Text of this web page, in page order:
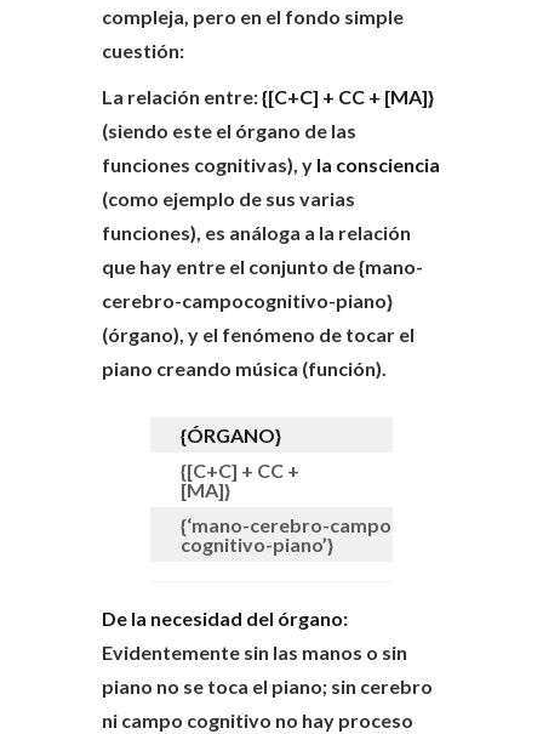
compleja, pero en el fondo simple
cuestión:
La relación entre:{[C+C] + CC + [MA]}
(siendo este el órgano de las
funciones cognitivas), y la consciencia
(como ejemplo de sus varias
funciones), es análoga a la relación
que hay entre el conjunto de {mano-
cerebro-campocognitivo-piano}
(órgano), y el fenómeno de tocar el
piano creando música (función).
{ÓRGANO}
{[C+C] + CC +
[MA]}
{‘mano-cerebro-campo
cognitivo-piano’}
De la necesidad del órgano:
Evidentemente sin las manos o sin
piano no se toca el piano; sin cerebro
ni campo cognitivo no hay proceso